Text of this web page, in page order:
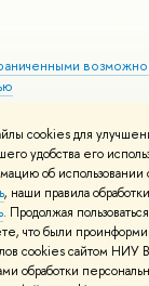
cookies для
удобства его
об использовании
, наши правила
. Продолжая
что были
cookies сайтом НИУ
обработки
Адреса и контакты